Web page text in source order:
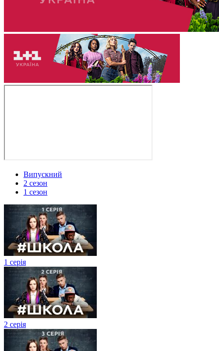
Випускний
2 сезон
1 сезон
1 серія
2 серія